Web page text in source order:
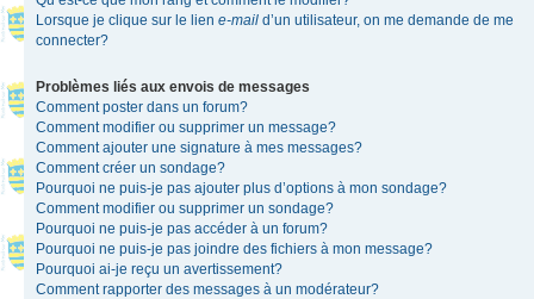
Lorsque je clique sur le lien e-mail d’un utilisateur, on me demande de me
connecter?
Problèmes liés aux envois de messages
Comment poster dans un forum?
Comment modifier ou supprimer un message?
Comment ajouter une signature à mes messages?
Comment créer un sondage?
Pourquoi ne puis-je pas ajouter plus d’options à mon sondage?
Comment modifier ou supprimer un sondage?
Pourquoi ne puis-je pas accéder à un forum?
Pourquoi ne puis-je pas joindre des fichiers à mon message?
Pourquoi ai-je reçu un avertissement?
Comment rapporter des messages à un modérateur?